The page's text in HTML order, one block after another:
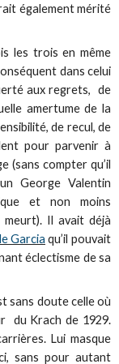
également mérité
les trois en même
dans celui
aux regrets, de
amertume de la
de recul, de
pour parvenir à
(sans compter qu’il
George Valentin
et non moins
meurt). Il avait déjà
Garcia qu’il pouvait
éclectisme de sa
sans doute celle où
du Krach de 1929.
Lui masque
sans pour autant